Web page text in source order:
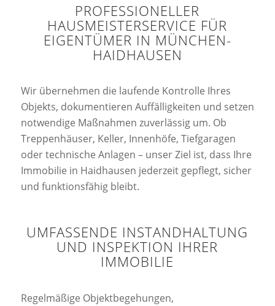
PROFESSIONELLER
HAUSMEISTERSERVICE FÜR
EIGENTÜMER IN MÜNCHEN-
HAIDHAUSEN
Wir übernehmen die laufende Kontrolle Ihres
Objekts, dokumentieren Auffälligkeiten und setzen
notwendige Maßnahmen zuverlässig um. Ob
Treppenhäuser, Keller, Innenhöfe, Tiefgaragen
oder technische Anlagen – unser Ziel ist, dass Ihre
Immobilie in Haidhausen jederzeit gepflegt, sicher
und funktionsfähig bleibt.
UMFASSENDE INSTANDHALTUNG
UND INSPEKTION IHRER
IMMOBILIE
Regelmäßige Objektbegehungen,